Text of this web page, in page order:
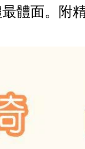
體面。附